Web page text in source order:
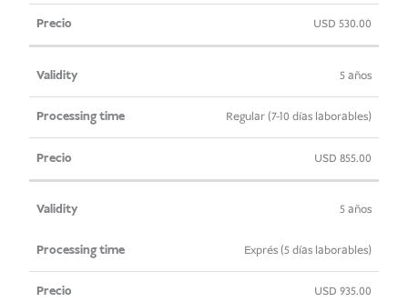
USD 530.00
5 años
Regular (7-10 días laborables)
USD 855.00
5 años
Exprés (5 días laborables)
USD 935.00